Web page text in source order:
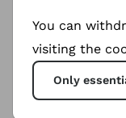
You can
visiting the
Only